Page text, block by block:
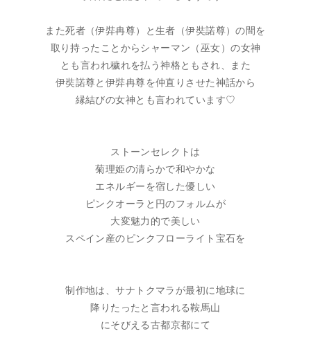
また死者（伊弉冉尊）と生者（伊奘諾尊）の間を
取り持ったことからシャーマン（巫女）の女神
とも言われ穢れを払う神格ともされ、また
伊奘諾尊と伊弉冉尊を仲直りさせた神話から
縁結びの女神とも言われています♡
ストーンセレクトは
菊理姫の清らかで和やかな
エネルギーを宿した優しい
ピンクオーラと円のフォルムが
大変魅力的で美しい
スペイン産のピンクフローライト宝石を
制作地は、サナトクマラが最初に地球に
降りたったと言われる鞍馬山
にそびえる古都京都にて